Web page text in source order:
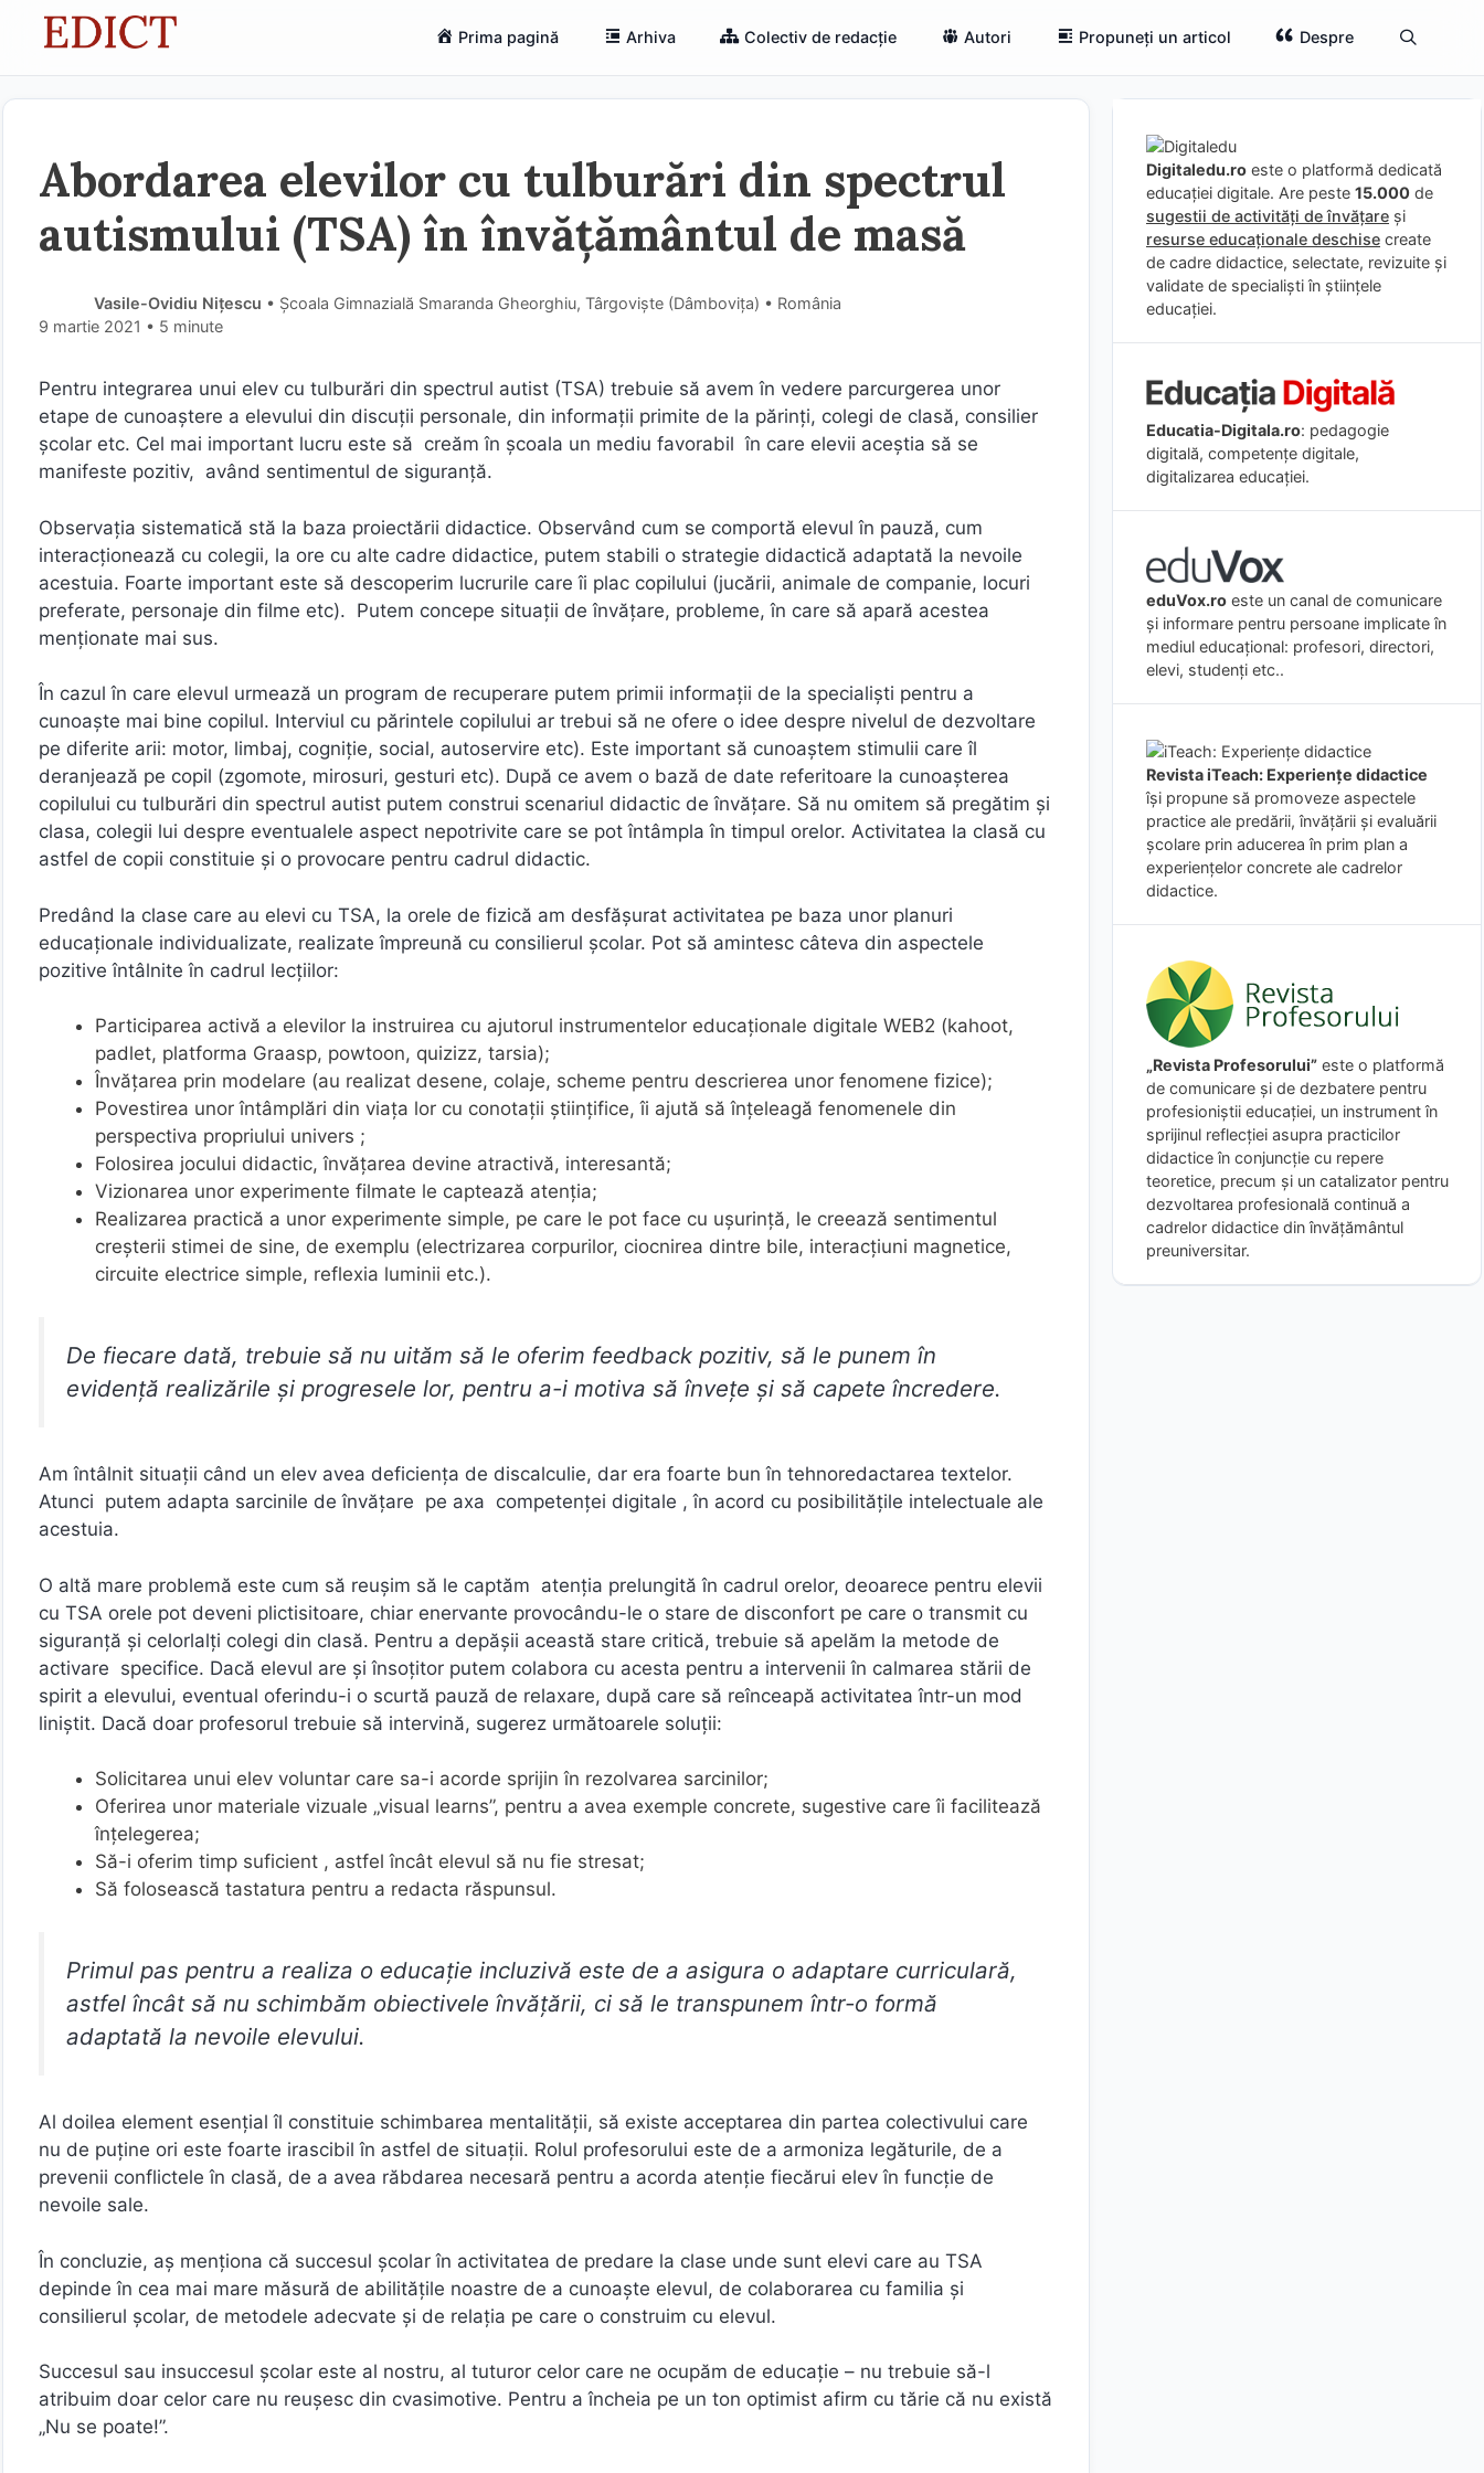
Prima pagină Arhiva Colectiv de redacție Autori Propuneți un articol Despre
Abordarea elevilor cu tulburări din spectrul
autismului (TSA) în învățământul de masă
Vasile-Ovidiu Nițescu • Școala Gimnazială Smaranda Gheorghiu, Târgoviște (Dâmboviţa) • România
9 martie 2021 • 5 minute
Pentru integrarea unui elev cu tulburări din spectrul autist (TSA) trebuie să avem în vedere parcurgerea unor
etape de cunoaștere a elevului din discuții personale, din informații primite de la părinți, colegi de clasă, consilier
școlar etc. Cel mai important lucru este să creăm în școala un mediu favorabil în care elevii aceștia să se
manifeste pozitiv, având sentimentul de siguranță.
Observația sistematică stă la baza proiectării didactice. Observând cum se comportă elevul în pauză, cum
interacționează cu colegii, la ore cu alte cadre didactice, putem stabili o strategie didactică adaptată la nevoile
acestuia. Foarte important este să descoperim lucrurile care îi plac copilului (jucării, animale de companie, locuri
preferate, personaje din filme etc). Putem concepe situații de învățare, probleme, în care să apară acestea
menționate mai sus.
În cazul în care elevul urmează un program de recuperare putem primii informații de la specialiști pentru a
cunoaște mai bine copilul. Interviul cu părintele copilului ar trebui să ne ofere o idee despre nivelul de dezvoltare
pe diferite arii: motor, limbaj, cogniție, social, autoservire etc). Este important să cunoaștem stimulii care îl
deranjează pe copil (zgomote, mirosuri, gesturi etc). După ce avem o bază de date referitoare la cunoașterea
copilului cu tulburări din spectrul autist putem construi scenariul didactic de învățare. Să nu omitem să pregătim și
clasa, colegii lui despre eventualele aspect nepotrivite care se pot întâmpla în timpul orelor. Activitatea la clasă cu
astfel de copii constituie și o provocare pentru cadrul didactic.
Predând la clase care au elevi cu TSA, la orele de fizică am desfășurat activitatea pe baza unor planuri
educaționale individualizate, realizate împreună cu consilierul școlar. Pot să amintesc câteva din aspectele
pozitive întâlnite în cadrul lecțiilor:
Participarea activă a elevilor la instruirea cu ajutorul instrumentelor educaționale digitale WEB2 (kahoot,
padlet, platforma Graasp, powtoon, quizizz, tarsia);
Învățarea prin modelare (au realizat desene, colaje, scheme pentru descrierea unor fenomene fizice);
Povestirea unor întâmplări din viața lor cu conotații științifice, îi ajută să înțeleagă fenomenele din
perspectiva propriului univers ;
Folosirea jocului didactic, învățarea devine atractivă, interesantă;
Vizionarea unor experimente filmate le captează atenția;
Realizarea practică a unor experimente simple, pe care le pot face cu ușurință, le creează sentimentul
creșterii stimei de sine, de exemplu (electrizarea corpurilor, ciocnirea dintre bile, interacțiuni magnetice,
circuite electrice simple, reflexia luminii etc.).
De fiecare dată, trebuie să nu uităm să le oferim feedback pozitiv, să le punem în
evidență realizările și progresele lor, pentru a-i motiva să învețe și să capete încredere.
Am întâlnit situații când un elev avea deficiența de discalculie, dar era foarte bun în tehnoredactarea textelor.
Atunci putem adapta sarcinile de învățare pe axa competenței digitale , în acord cu posibilitățile intelectuale ale
acestuia.
O altă mare problemă este cum să reușim să le captăm atenția prelungită în cadrul orelor, deoarece pentru elevii
cu TSA orele pot deveni plictisitoare, chiar enervante provocându-le o stare de disconfort pe care o transmit cu
siguranță și celorlalți colegi din clasă. Pentru a depășii această stare critică, trebuie să apelăm la metode de
activare specifice. Dacă elevul are și însoțitor putem colabora cu acesta pentru a intervenii în calmarea stării de
spirit a elevului, eventual oferindu-i o scurtă pauză de relaxare, după care să reînceapă activitatea într-un mod
liniștit. Dacă doar profesorul trebuie să intervină, sugerez următoarele soluții:
Solicitarea unui elev voluntar care sa-i acorde sprijin în rezolvarea sarcinilor;
Oferirea unor materiale vizuale „visual learns”, pentru a avea exemple concrete, sugestive care îi facilitează
înțelegerea;
Să-i oferim timp suficient , astfel încât elevul să nu fie stresat;
Să folosească tastatura pentru a redacta răspunsul.
Primul pas pentru a realiza o educație incluzivă este de a asigura o adaptare curriculară,
astfel încât să nu schimbăm obiectivele învățării, ci să le transpunem într-o formă
adaptată la nevoile elevului.
Al doilea element esențial îl constituie schimbarea mentalității, să existe acceptarea din partea colectivului care
nu de puține ori este foarte irascibil în astfel de situații. Rolul profesorului este de a armoniza legăturile, de a
prevenii conflictele în clasă, de a avea răbdarea necesară pentru a acorda atenție fiecărui elev în funcție de
nevoile sale.
În concluzie, aș menționa că succesul școlar în activitatea de predare la clase unde sunt elevi care au TSA
depinde în cea mai mare măsură de abilitățile noastre de a cunoaște elevul, de colaborarea cu familia și
consilierul școlar, de metodele adecvate și de relația pe care o construim cu elevul.
Succesul sau insuccesul școlar este al nostru, al tuturor celor care ne ocupăm de educație – nu trebuie să-l
atribuim doar celor care nu reușesc din cvasimotive. Pentru a încheia pe un ton optimist afirm cu tărie că nu există
„Nu se poate!”.
Digitaledu.ro este o platformă dedicată
educației digitale. Are peste 15.000 de
sugestii de activități de învățare și
resurse educaționale deschise create
de cadre didactice, selectate, revizuite și
validate de specialiști în științele
educației.
Educatia-Digitala.ro: pedagogie
digitală, competențe digitale,
digitalizarea educației.
eduVox.ro este un canal de comunicare
și informare pentru persoane implicate în
mediul educațional: profesori, directori,
elevi, studenți etc..
Revista iTeach: Experienţe didactice
îşi propune să promoveze aspectele
practice ale predării, învăţării şi evaluării
şcolare prin aducerea în prim plan a
experienţelor concrete ale cadrelor
didactice.
„Revista Profesorului” este o platformă
de comunicare și de dezbatere pentru
profesioniștii educației, un instrument în
sprijinul reflecției asupra practicilor
didactice în conjuncție cu repere
teoretice, precum și un catalizator pentru
dezvoltarea profesională continuă a
cadrelor didactice din învățământul
preuniversitar.